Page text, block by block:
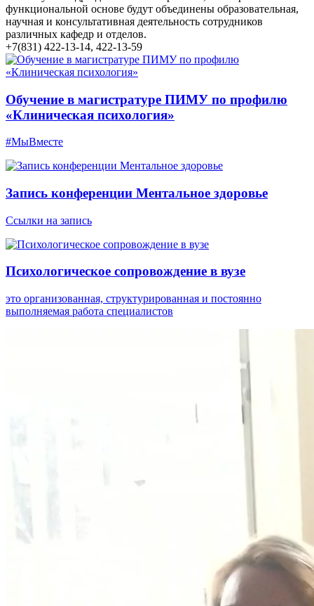
функциональной основе будут объединены образовательная,
научная и консультативная деятельность сотрудников
различных кафедр и отделов.
+7(831) 422-13-14, 422-13-59
Обучение в магистратуре ПИМУ по профилю
«Клиническая психология»
#МыВместе
Запись конференции Ментальное здоровье
Ссылки на запись
Психологическое сопровождение в вузе
это организованная, структурированная и постоянно
выполняемая работа специалистов